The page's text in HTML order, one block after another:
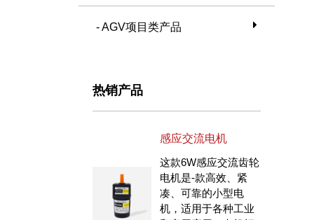
- AGV项目类产品
热销产品
感应交流电机
这款6W感应交流齿轮
电机是-款高效、紧
凑、可靠的小型电
机，适用于各种工业